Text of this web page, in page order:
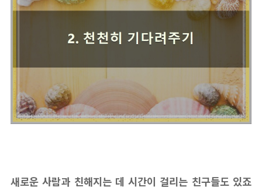
새로운 사람과 친해지는 데 시간이 걸리는 친구들도 있죠